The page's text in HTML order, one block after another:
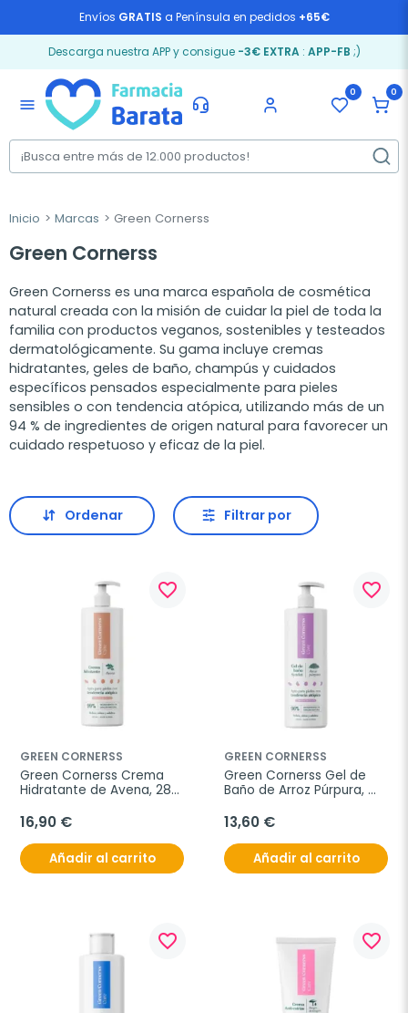
Envíos GRATIS a Península en pedidos +65€
Descarga nuestra APP y consigue -3€ EXTRA: APP-FB ;)
menu
0 0
Inicio Marcas Green Cornerss
Green Cornerss
Green Cornerss es una marca española de cosmética
natural creada con la misión de cuidar la piel de toda la
familia con productos veganos, sostenibles y testeados
dermatológicamente. Su gama incluye cremas
hidratantes, geles de baño, champús y cuidados
específicos pensados especialmente para pieles
sensibles o con tendencia atópica, utilizando más de un
94 % de ingredientes de origen natural para favorecer un
cuidado respetuoso y eficaz de la piel.
Ordenar Filtrar por
favorite_border
GREEN CORNERSS
Green Cornerss Crema
Hidratante de Avena, 280
16,90 €
Añadir al carrito
favorite_border
GREEN CORNERSS
Green Cornerss Gel de
Baño de Arroz Púrpura,
13,60 €
Añadir al carrito
favorite_border favorite_border